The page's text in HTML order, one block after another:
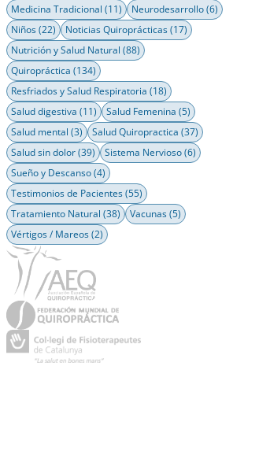
Medicina Tradicional (11) Neurodesarrollo(6)
Niños(22) Noticias Quiroprácticas(17)
Nutrición y Salud Natural (88)
Quiropráctica (134)
Resfriados y Salud Respiratoria (18)
Salud digestiva (11) Salud Femenina (5)
Salud mental (3) Salud Quiropractica (37)
Salud sin dolor(39) Sistema Nervioso(6)
Sueño y Descanso(4)
Testimonios de Pacientes(55)
Tratamiento Natural (38) Vacunas(5)
Vértigos / Mareos(2)